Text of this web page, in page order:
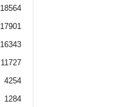
18564
17901
16343
11727
4254
1284